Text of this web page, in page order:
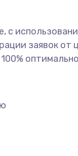
с
заявок от